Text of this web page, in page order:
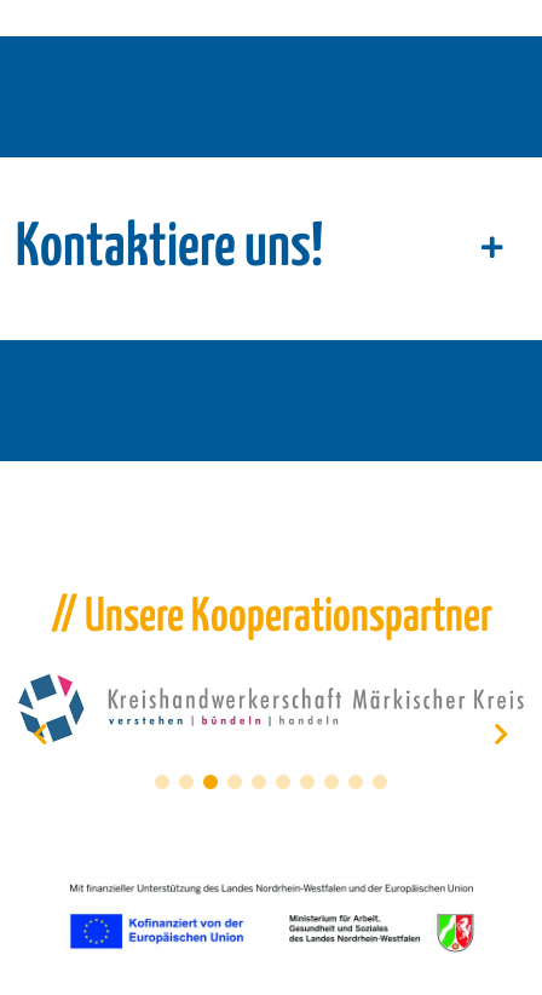
Kontaktiere uns!
// Unsere Kooperationspartner